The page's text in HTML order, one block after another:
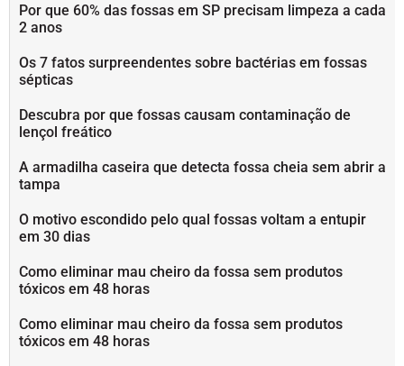
Por que 60% das fossas em SP precisam limpeza a cada
2 anos
Os 7 fatos surpreendentes sobre bactérias em fossas
sépticas
Descubra por que fossas causam contaminação de
lençol freático
A armadilha caseira que detecta fossa cheia sem abrir a
tampa
O motivo escondido pelo qual fossas voltam a entupir
em 30 dias
Como eliminar mau cheiro da fossa sem produtos
tóxicos em 48 horas
Como eliminar mau cheiro da fossa sem produtos
tóxicos em 48 horas